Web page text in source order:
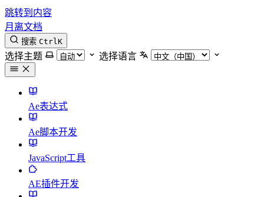
跳转到内容
月离文档
搜索 CtrlK
选择主题 选择语言
Ae表达式
Ae脚本开发
JavaScript工具
AE插件开发